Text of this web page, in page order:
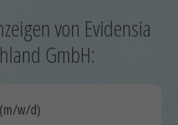
von Evidensia
GmbH:
w/d)